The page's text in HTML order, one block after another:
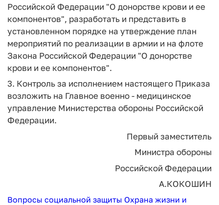
Российской Федерации "О донорстве крови и ее
компонентов", разработать и представить в
установленном порядке на утверждение план
мероприятий по реализации в армии и на флоте
Закона Российской Федерации "О донорстве
крови и ее компонентов".
3. Контроль за исполнением настоящего Приказа
возложить на Главное военно - медицинское
управление Министерства обороны Российской
Федерации.
Первый заместитель
Министра обороны
Российской Федерации
А.КОКОШИН
Вопросы социальной защиты Охрана жизни и